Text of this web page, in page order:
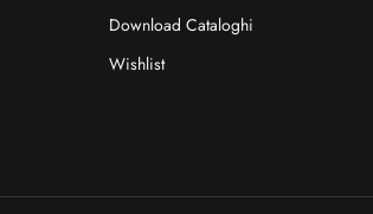
Download Cataloghi
Wishlist